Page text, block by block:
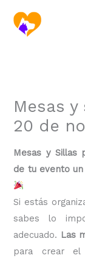
contenido
Mesas
20 de
Mesas y Sillas
de tu evento
Si estás
sabes lo
adecuado. Las
para crear el